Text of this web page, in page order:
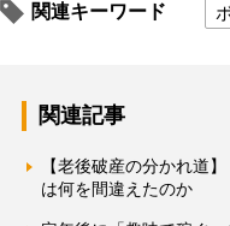
関連キーワード
関連記事
【老後破産の分かれ道
は何を間違えたのか